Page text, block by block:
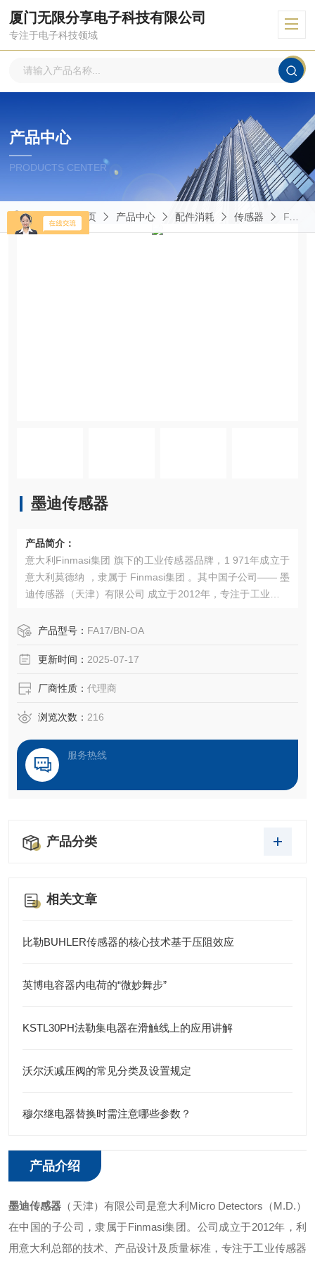
厦门无限分享电子科技有限公司
专注于电子科技领域
产品中心
PRODUCTS CENTER
当前位置：首页 产品中心 配件消耗 传感器 FA17/BN-OA墨迪传感器
墨迪传感器
产品简介：
意大利Finmasi集团 旗下的工业传感器品牌，1 971年成立于
意大利莫德纳 ，隶属于 Finmasi集团 。其中国子公司—— 墨
迪传感器（天津）有限公司 成立于2012年，专注于工业传感
产品型号： FA17/BN-OA
更新时间： 2025-07-17
厂商性质： 代理商
浏览次数： 216
服务热线
产品分类
相关文章
比勒BUHLER传感器的核心技术基于压阻效应
英博电容器内电荷的“微妙舞步”
KSTL30PH法勒集电器在滑触线上的应用讲解
沃尔沃减压阀的常见分类及设置规定
穆尔继电器替换时需注意哪些参数？
产品介绍
墨迪传感器 （天津）有限公司是意大利Micro Detectors（M.D.）
在中国的子公司，隶属于Finmasi集团。公司成立于2012年，利
用意大利总部的技术、产品设计及质量标准，专注于工业传感器